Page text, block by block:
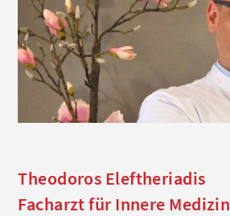
Theodoros Eleftheriadis
Facharzt für Innere Medizin